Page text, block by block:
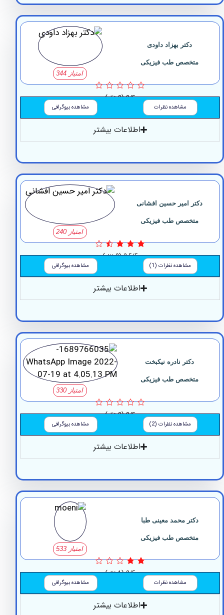
دکتر بهزاد داودی
متخصص طب فیزیکی
0/5 (0 نظر)
مشاهده نظرات مشاهده بیوگرافی
اطلاعات بیشتر
امیر حسین افشانی
متخصص طب فیزیکی
3.5/5 (2 نظر)
مشاهده نظرات (1) مشاهده بیوگرافی
اطلاعات بیشتر
دکتر نادره نیکبخت
متخصص طب فیزیکی
0/5 (0 نظر)
مشاهده نظرات (2) مشاهده بیوگرافی
اطلاعات بیشتر
دکتر محمد معینی طبا
متخصص طب فیزیکی
2/5 (1 نظر)
مشاهده نظرات مشاهده بیوگرافی
اطلاعات بیشتر